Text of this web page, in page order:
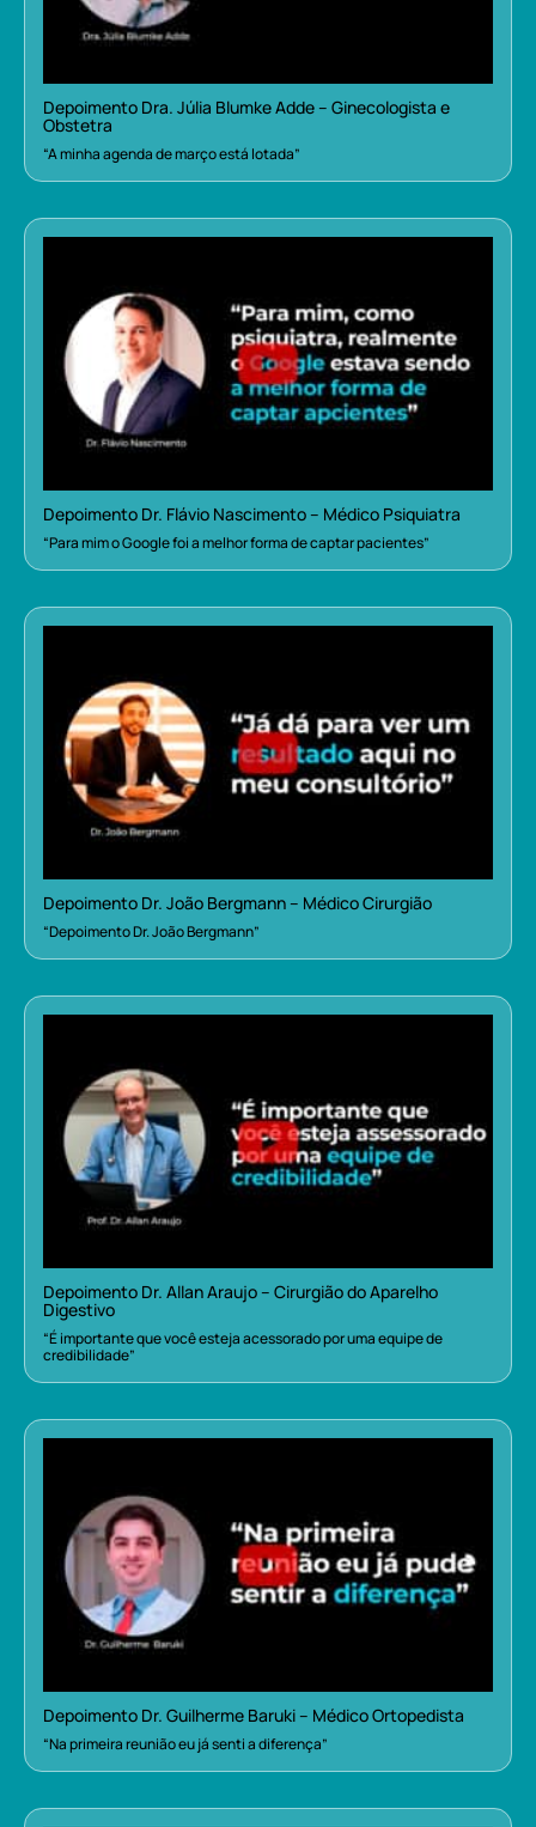
Depoimento Dra. Júlia Blumke Adde – Ginecologista e
Obstetra
“A minha agenda de março está lotada”
Depoimento Dr. Flávio Nascimento – Médico Psiquiatra
“Para mim o Google foi a melhor forma de captar pacientes”
Depoimento Dr. João Bergmann – Médico Cirurgião
“Depoimento Dr. João Bergmann”
Depoimento Dr. Allan Araujo – Cirurgião do Aparelho
Digestivo
“É importante que você esteja acessorado por uma equipe de
credibilidade”
Depoimento Dr. Guilherme Baruki – Médico Ortopedista
“Na primeira reunião eu já senti a diferença”